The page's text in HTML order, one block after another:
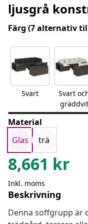
ljusgrå
Färg (7 alternativ
Svart
Svart
gräddvit
Material
Glas
trä
8,661 kr
Inkl. moms
Beskrivning
Denna soffgrupp är